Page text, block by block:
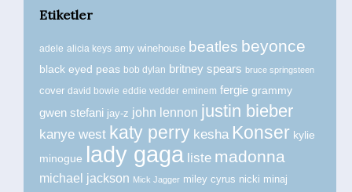
Etiketler
adele alicia keys amy winehouse beatles beyonce
black eyed peas bob dylan britney spears bruce springsteen
cover david bowie eddie vedder eminem fergie grammy
gwen stefani jay-z john lennon justin bieber
kanye west katy perry kesha Konser kylie
minogue lady gaga liste madonna
michael jackson Mick Jagger miley cyrus nicki minaj